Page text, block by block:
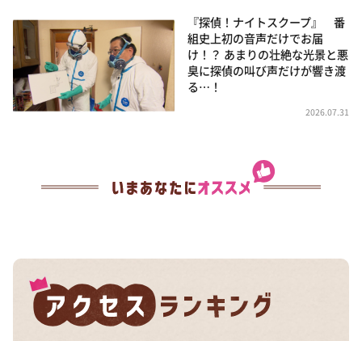
『探偵！ナイトスクープ』 番
組史上初の音声だけでお届
け！？ あまりの壮絶な光景と悪
臭に探偵の叫び声だけが響き渡
る…！
2026.07.31